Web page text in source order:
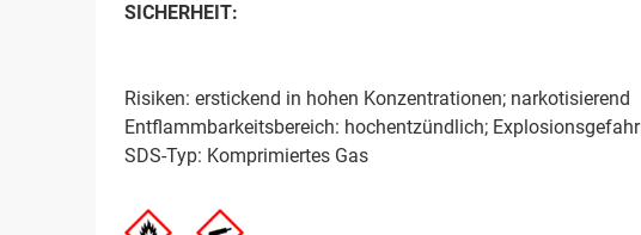
SICHERHEIT:
Risiken: erstickend in hohen Konzentrationen; narkotisierend
Entflammbarkeitsbereich: hochentzündlich; Explosionsgefahr
SDS-Typ: Komprimiertes Gas